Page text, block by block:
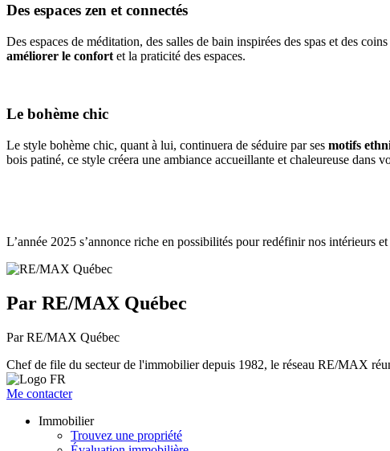
Des espaces zen et connectés
Des espaces de méditation, des salles de bain inspirées des spas et des
améliorer le confort et la praticité des espaces.
Le bohème chic
Le style bohème chic, quant à lui, continuera de séduire par ses motifs
bois patiné, ce style créera une ambiance accueillante et chaleureuse dans
L’année 2025 s’annonce riche en possibilités pour redéfinir nos intérieurs
Par RE/MAX Québec
Par RE/MAX Québec
Chef de file du secteur de l'immobilier depuis 1982, le réseau RE/MAX
Me contacter
Immobilier
Trouvez une propriété